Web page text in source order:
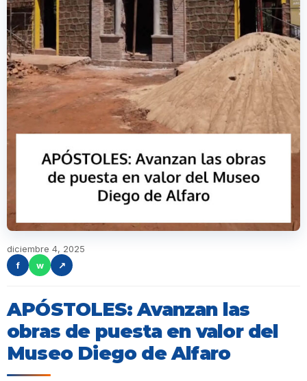
diciembre 4, 2025
f
w ↗
APÓSTOLES: Avanzan las
obras de puesta en valor del
Museo Diego de Alfaro